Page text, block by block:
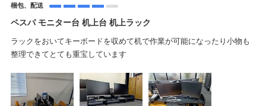
梱包、配送
ペスパ モニター台 机上台 机上ラック
ラックをおいてキーボードを収めて机で作業が可能になったり小物も
整理できてとても重宝しています